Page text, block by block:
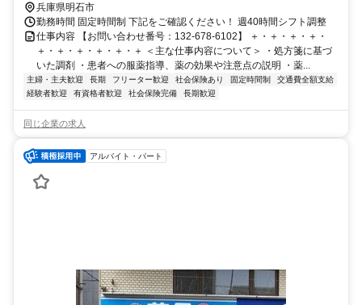
兵庫県明石市
勤務時間 固定時間制 下記をご確認ください！ 週40時間シフト調整
仕事内容 【お問い合わせ番号：132-678-6102】 ＋・＋・＋・＋・
＋・＋・＋・＋・＋・＋ ＜主な仕事内容について＞ ・処方箋に基づ
いた調剤 ・患者への服薬指導、薬の効果や注意点の説明 ・薬...
主婦・主夫歓迎 長期 フリーター歓迎 社会保険あり 固定時間制
交通費全額支給
経験者歓迎
有資格者歓迎 社会保険完備 長期歓迎
同じ企業の求人
アルバイト・パート